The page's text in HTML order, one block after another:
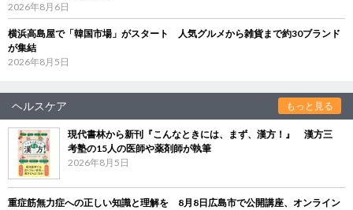
2026年8月6日
横浜高島屋で「韓国市場」がスタート 人気グルメから雑貨まで約30ブランド
が集結
2026年8月5日
ヘルスケア もっと見る
現代書林から新刊『こんなときには、まず、漢方！』 漢方三
考塾の15人の医師や薬剤師が執筆
2026年8月5日
重症筋無力症への正しい知識と理解を 8月8日広島市で公開講座、オンライン